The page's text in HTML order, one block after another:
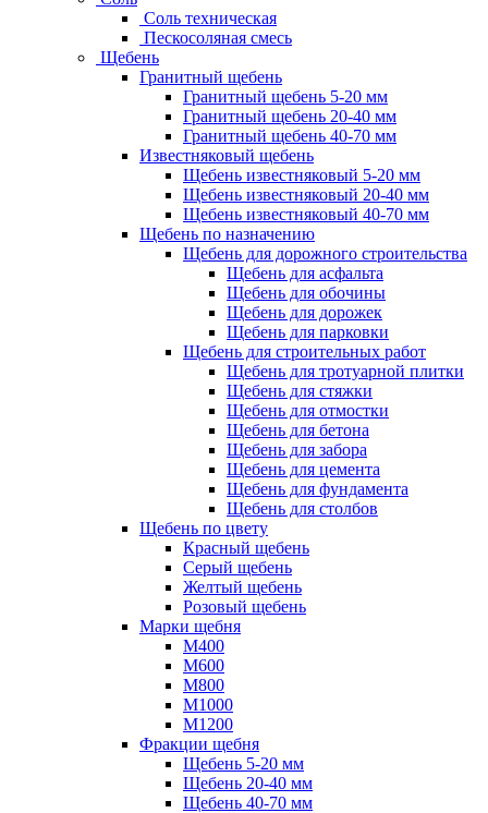
Соль техническая
Пескосоляная смесь
Щебень
Гранитный щебень
Гранитный щебень 5-20 мм
Гранитный щебень 20-40 мм
Гранитный щебень 40-70 мм
Известняковый щебень
Щебень известняковый 5-20 мм
Щебень известняковый 20-40 мм
Щебень известняковый 40-70 мм
Щебень по назначению
Щебень для дорожного строительства
Щебень для асфальта
Щебень для обочины
Щебень для дорожек
Щебень для парковки
Щебень для строительных работ
Щебень для тротуарной плитки
Щебень для стяжки
Щебень для отмостки
Щебень для бетона
Щебень для забора
Щебень для цемента
Щебень для фундамента
Щебень для столбов
Щебень по цвету
Красный щебень
Серый щебень
Желтый щебень
Розовый щебень
Марки щебня
М400
М600
М800
М1000
М1200
Фракции щебня
Щебень 5-20 мм
Щебень 20-40 мм
Щебень 40-70 мм